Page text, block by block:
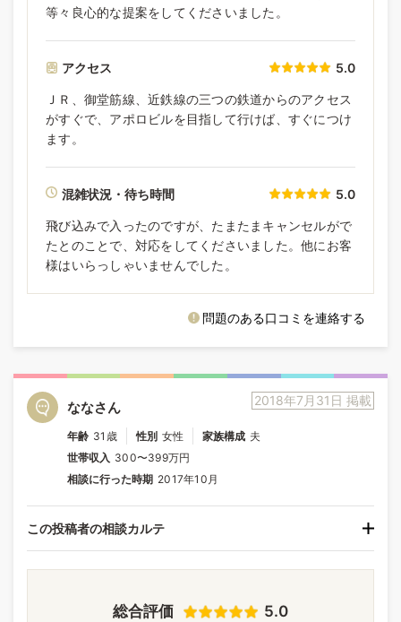
等々良心的な提案をしてくださいました。
アクセス 5.0
ＪＲ、御堂筋線、近鉄線の三つの鉄道からのアクセス
がすぐで、アポロビルを目指して行けば、すぐにつけ
ます。
混雑状況・待ち時間 5.0
飛び込みで入ったのですが、たまたまキャンセルがで
たとのことで、対応をしてくださいました。他にお客
様はいらっしゃいませんでした。
問題のある口コミを連絡する
2018年7月31日 掲載
ななさん
年齢 31歳 性別 女性 家族構成 夫
世帯収入 300〜399万円
相談に行った時期 2017年10月
この投稿者の相談カルテ
総合評価 5.0